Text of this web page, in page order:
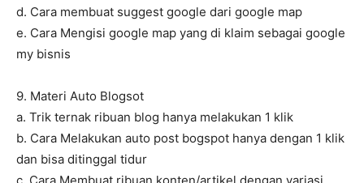
d. Cara membuat suggest google dari google map
e. Cara Mengisi google map yang di klaim sebagai google
my bisnis
9. Materi Auto Blogsot
a. Trik ternak ribuan blog hanya melakukan 1 klik
b. Cara Melakukan auto post bogspot hanya dengan 1 klik
dan bisa ditinggal tidur